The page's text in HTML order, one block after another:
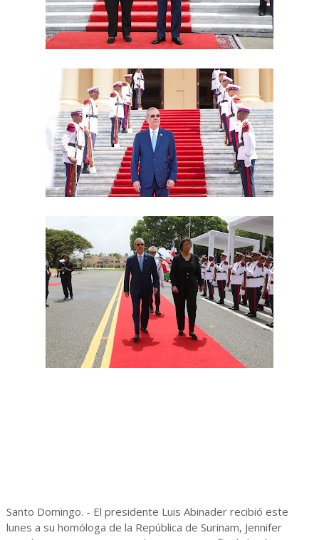
Santo Domingo. - El presidente Luis Abinader recibió este
lunes a su homóloga de la República de Surinam, Jennifer